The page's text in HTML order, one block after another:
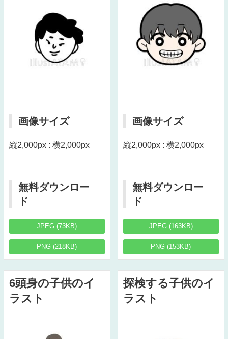
画像サイズ
縦2,000px : 横2,000px
無料ダウンロー
ド
JPEG (73KB)
PNG (218KB)
画像サイズ
縦2,000px : 横2,000px
無料ダウンロー
ド
JPEG (163KB)
PNG (153KB)
6頭身の子供のイ
ラスト
探検する子供のイ
ラスト